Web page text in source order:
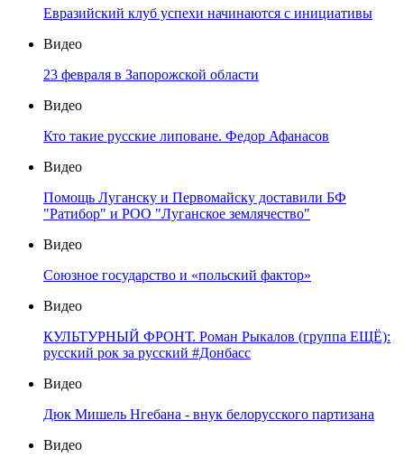
Евразийский клуб успехи начинаются с инициативы
Видео
23 февраля в Запорожской области
Видео
Кто такие русские липоване. Федор Афанасов
Видео
Помощь Луганску и Первомайску доставили БФ
"Ратибор" и РОО "Луганское землячество"
Видео
Союзное государство и «польский фактор»
Видео
КУЛЬТУРНЫЙ ФРОНТ. Роман Рыкалов (группа ЕЩЁ):
русский рок за русский #Донбасс
Видео
Дюк Мишель Нгебана - внук белорусского партизана
Видео